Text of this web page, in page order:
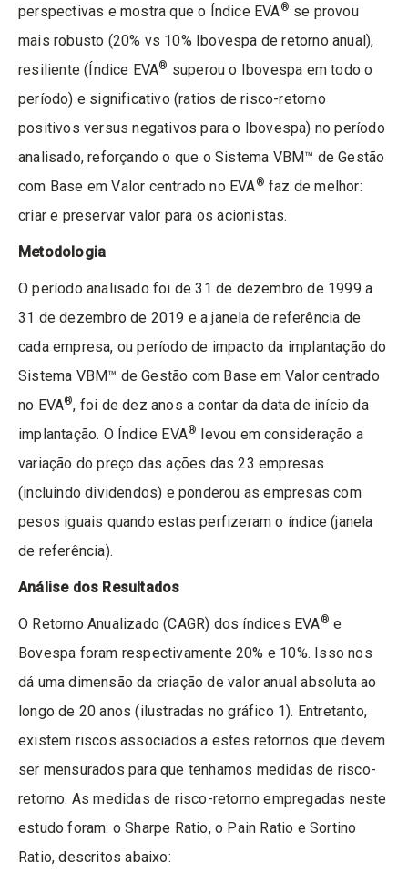
perspectivas e mostra que o Índice EVA® se provou
mais robusto (20% vs 10% Ibovespa de retorno anual),
resiliente (Índice EVA® superou o Ibovespa em todo o
período) e significativo (ratios de risco-retorno
positivos versus negativos para o Ibovespa) no período
analisado, reforçando o que o Sistema VBM™ de Gestão
com Base em Valor centrado no EVA® faz de melhor:
criar e preservar valor para os acionistas.
Metodologia
O período analisado foi de 31 de dezembro de 1999 a
31 de dezembro de 2019 e a janela de referência de
cada empresa, ou período de impacto da implantação do
Sistema VBM™ de Gestão com Base em Valor centrado
no EVA®, foi de dez anos a contar da data de início da
implantação. O Índice EVA® levou em consideração a
variação do preço das ações das 23 empresas
(incluindo dividendos) e ponderou as empresas com
pesos iguais quando estas perfizeram o índice (janela
de referência).
Análise dos Resultados
O Retorno Anualizado (CAGR) dos índices EVA® e
Bovespa foram respectivamente 20% e 10%. Isso nos
dá uma dimensão da criação de valor anual absoluta ao
longo de 20 anos (ilustradas no gráfico 1). Entretanto,
existem riscos associados a estes retornos que devem
ser mensurados para que tenhamos medidas de risco-
retorno. As medidas de risco-retorno empregadas neste
estudo foram: o Sharpe Ratio, o Pain Ratio e Sortino
Ratio, descritos abaixo: